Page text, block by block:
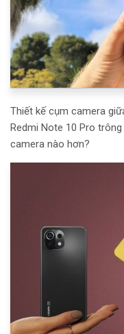
Thiết kế cụm camera
Redmi Note 10 Pro
camera nào hơn?